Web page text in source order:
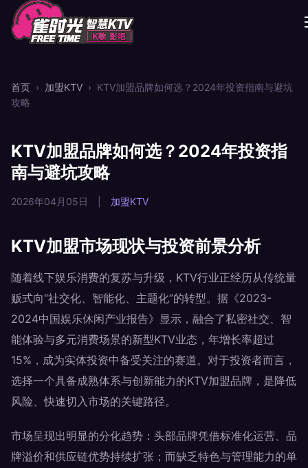
首页 › 加盟KTV › KTV加盟品牌如何选？2024年投资指南与避坑
攻略
KTV加盟品牌如何选？2024年投资指
南与避坑攻略
2026年04月05日 加盟KTV
KTV加盟市场现状与投资前景分析
随着线下娱乐消费的复苏与升级，KTV行业正经历从传统量
贩式向“社交化、智能化、主题化”的转型。据《2023-
2024中国娱乐休闲产业报告》显示，融合了私密社交、智
能体验与多元消费场景的新型KTV业态，年增长率超过
15%，成为实体投资中备受关注的赛道。对于投资者而言，
选择一个具备成熟体系与创新能力的KTV加盟品牌，是降低
风险、快速切入市场的关键路径。
市场呈现出明显的分化趋势：头部品牌凭借标准化运营、品
牌溢价和供应链优势持续扩张；而缺乏特色与管理能力的单